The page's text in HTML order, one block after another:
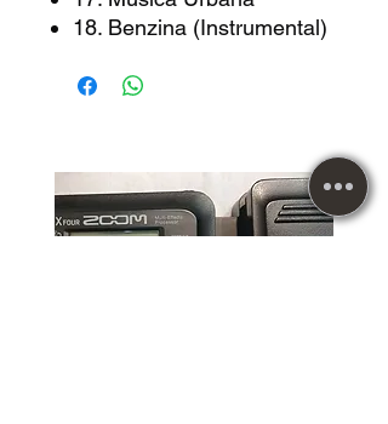
18. Benzina (Instrumental)